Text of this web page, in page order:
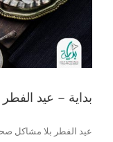
بداية – عيد
عيد الفطر بلا مشاكل